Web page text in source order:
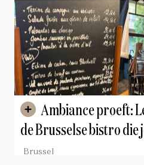
de Brusselse bistro die
wilt houden
Brussel